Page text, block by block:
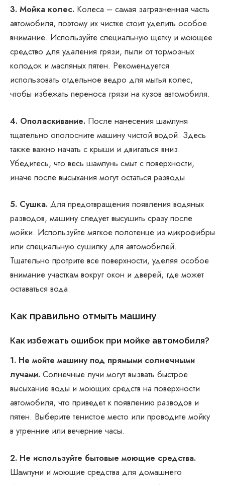
3. Мойка колес. Колеса – самая загрязненная часть
автомобиля, поэтому их чистке стоит уделить особое
внимание. Используйте специальную щетку и моющее
средство для удаления грязи, пыли от тормозных
колодок и масляных пятен. Рекомендуется
использовать отдельное ведро для мытья колес,
чтобы избежать переноса грязи на кузов автомобиля.
4. Ополаскивание. После нанесения шампуня
тщательно ополосните машину чистой водой. Здесь
также важно начать с крыши и двигаться вниз.
Убедитесь, что весь шампунь смыт с поверхности,
иначе после высыхания могут остаться разводы.
5. Сушка. Для предотвращения появления водяных
разводов, машину следует высушить сразу после
мойки. Используйте мягкое полотенце из микрофибры
или специальную сушилку для автомобилей.
Тщательно протрите все поверхности, уделяя особое
внимание участкам вокруг окон и дверей, где может
оставаться вода.
Как правильно отмыть машину
Как избежать ошибок при мойке автомобиля?
1. Не мойте машину под прямыми солнечными
лучами. Солнечные лучи могут вызвать быстрое
высыхание воды и моющих средств на поверхности
автомобиля, что приведет к появлению разводов и
пятен. Выберите тенистое место или проводите мойку
в утренние или вечерние часы.
2. Не используйте бытовые моющие средства.
Шампуни и моющие средства для домашнего